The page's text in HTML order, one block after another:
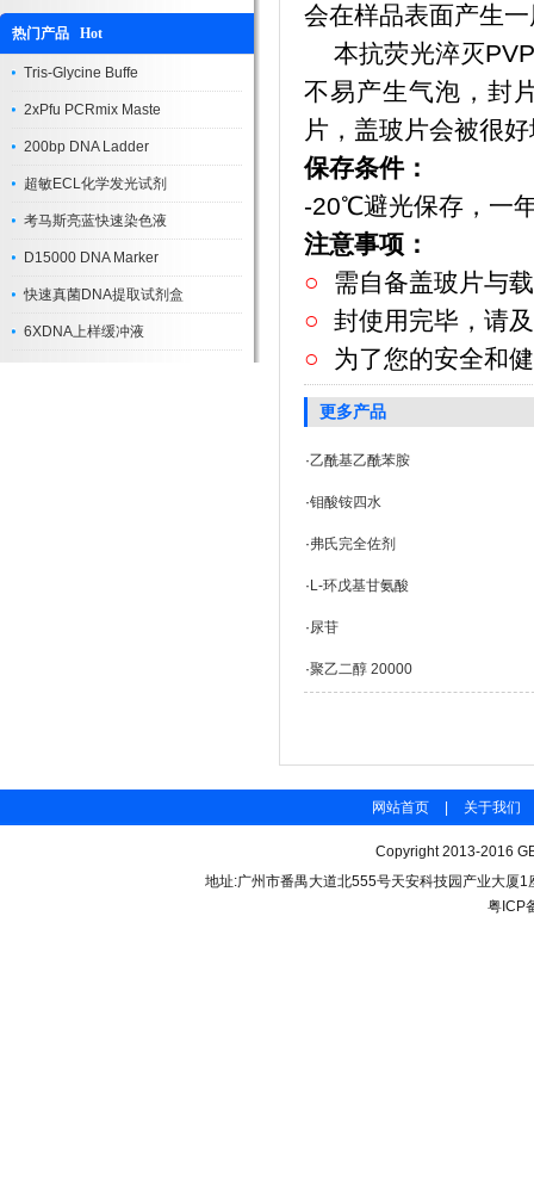
热门产品 Hot
Tris-Glycine Buffe
2xPfu PCRmix Maste
200bp DNA Ladder
超敏ECL化学发光试剂
考马斯亮蓝快速染色液
D15000 DNA Marker
快速真菌DNA提取试剂盒
6XDNA上样缓冲液
会在样品表面产生
本抗荧光淬灭PVP
不易产生气泡，封
片，盖玻片会被很
保存条件：
-20℃避光保存，一
注意事项：
○ 需自备盖玻片与
○ 封使用完毕，请
○ 为了您的安全和
更多产品
·乙酰基乙酰苯胺
·钼酸铵四水
·弗氏完全佐剂
· L-环戊基甘氨酸
·尿苷
·聚乙二醇 20000
网站首页 关于我们
Copyright 2013-2016
地址:广州市番禺大道北555号天安科技园产业大厦
粤ICP